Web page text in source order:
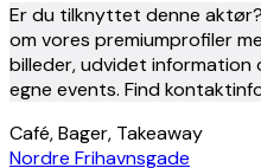
Er du tilknyttet denne
om vores premiumprofiler
billeder, udvidet information
egne events. Find
Café, Bager, Takeaway
Nordre Frihavnsgade